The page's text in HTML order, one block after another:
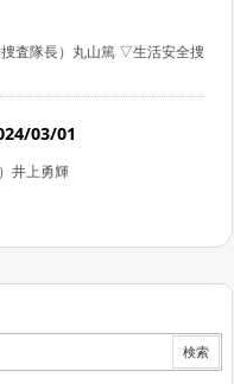
査隊長）丸山篤 ▽生活安全捜
03/01
井上勇輝